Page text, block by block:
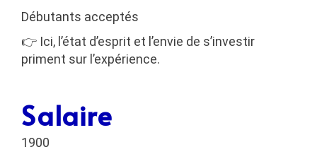
Débutants acceptés
👉 Ici, l’état d’esprit et l’envie de s’investir
priment sur l’expérience.
Salaire
1900